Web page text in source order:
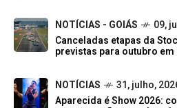
NOTÍCIAS - GOIÁS
09,
Canceladas etapas da
previstas para outubro em
NOTÍCIAS
31, julho,
Aparecida é Show 2026: